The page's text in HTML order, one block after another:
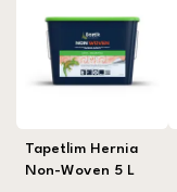
Tapetlim Hernia
Non-Woven 5 L